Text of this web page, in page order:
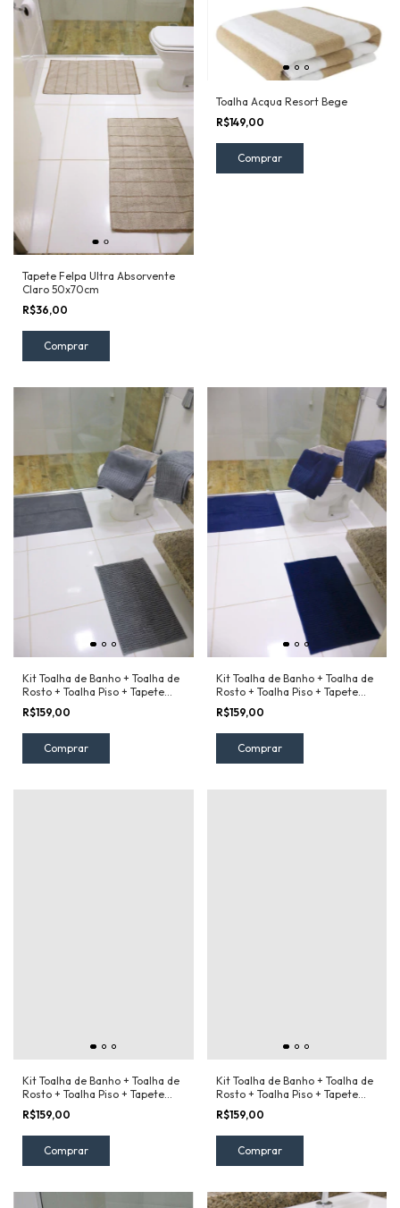
Tapete Felpa Ultra Absorvente
Claro 50x70cm
R$36,00
Toalha Acqua Resort Bege
R$149,00
Kit Toalha de Banho + Toalha de
Rosto + Toalha Piso + Tapete
Remix Camesa Cinza
R$159,00
Kit Toalha de Banho + Toalha de
Rosto + Toalha Piso + Tapete
Remix Camesa Azul
R$159,00
Kit Toalha de Banho + Toalha de
Rosto + Toalha Piso + Tapete
Remix Camesa Bege
R$159,00
Kit Toalha de Banho + Toalha de
Rosto + Toalha Piso + Tapete
Remix Camesa Rosa
R$159,00